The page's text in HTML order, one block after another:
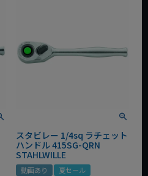
スタビレー 1/4sq ラチェット
ハンドル 415SG-QRN
STAHLWILLE
動画あり
夏セール